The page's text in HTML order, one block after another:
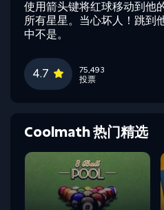
使用箭头键将红球移动到他
所有星星。当心坏人！跳到
中不是。
4.7
75,493
投票
Coolmath 热门精选